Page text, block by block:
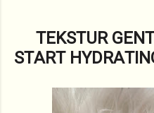
TEKSTUR
START